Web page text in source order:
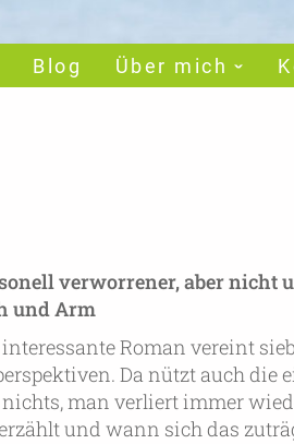
Blog Über mich
verworrener, aber nicht
und Arm
Roman vereint
Da nützt auch die
man verliert immer
und wann sich das